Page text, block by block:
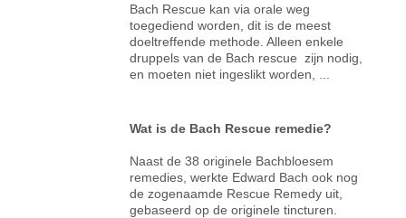
Bach Rescue kan via orale weg
toegediend worden, dit is de meest
doeltreffende methode. Alleen enkele
druppels van de Bach rescue zijn nodig,
en moeten niet ingeslikt worden, ...
Wat is de Bach Rescue remedie?
Naast de 38 originele Bachbloesem
remedies, werkte Edward Bach ook nog
de zogenaamde Rescue Remedy uit,
gebaseerd op de originele tincturen.